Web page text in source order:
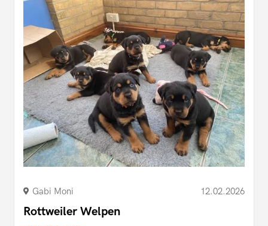
Gabi Moni 12.02.2026
Rottweiler Welpen